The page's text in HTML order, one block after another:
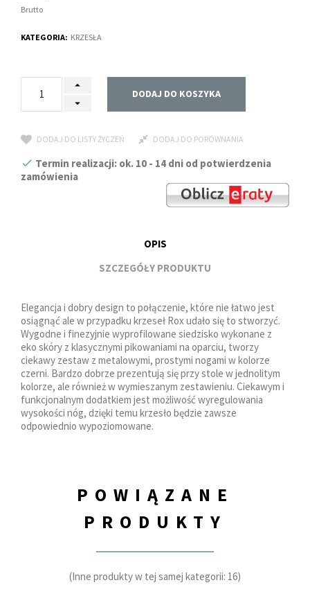
Brutto
KATEGORIA: KRZESŁA
DODAJ DO KOSZYKA
DODAJ DO LISTY ŻYCZEŃ DODAJ DO PORÓWNANIA
Termin realizacji: ok. 10 - 14 dni od potwierdzenia
zamówienia
OPIS
SZCZEGÓŁY PRODUKTU
Elegancja i dobry design to połączenie, które nie łatwo jest
osiągnąć ale w przypadku krzeseł Rox udało się to stworzyć.
Wygodne i finezyjnie wyprofilowane siedzisko wykonane z
eko skóry z klasycznymi pikowaniami na oparciu, tworzy
ciekawy zestaw z metalowymi, prostymi nogami w kolorze
czerni. Bardzo dobrze prezentują się przy stole w jednolitym
kolorze, ale również w wymieszanym zestawieniu. Ciekawym i
funkcjonalnym dodatkiem jest możliwość wyregulowania
wysokości nóg, dzięki temu krzesło będzie zawsze
odpowiednio wypoziomowane.
POWIĄZANE
PRODUKTY
(Inne produkty w tej samej kategorii: 16)